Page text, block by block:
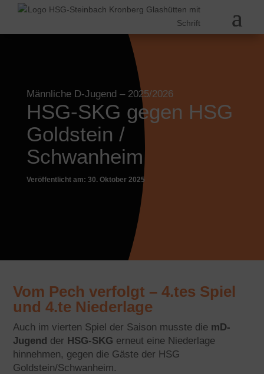
Männliche D-Jugend– 2025/2026
HSG-SKG gegen HSG
Goldstein /
Schwanheim
Veröffentlicht am: 30. Oktober 2025
Vom Pech verfolgt – 4.tes Spiel
und 4.te Niederlage
Auch im vierten Spiel der Saison musste die mD-
Jugend der HSG-SKG erneut eine Niederlage
hinnehmen, gegen die Gäste der HSG
Goldstein/Schwanheim.